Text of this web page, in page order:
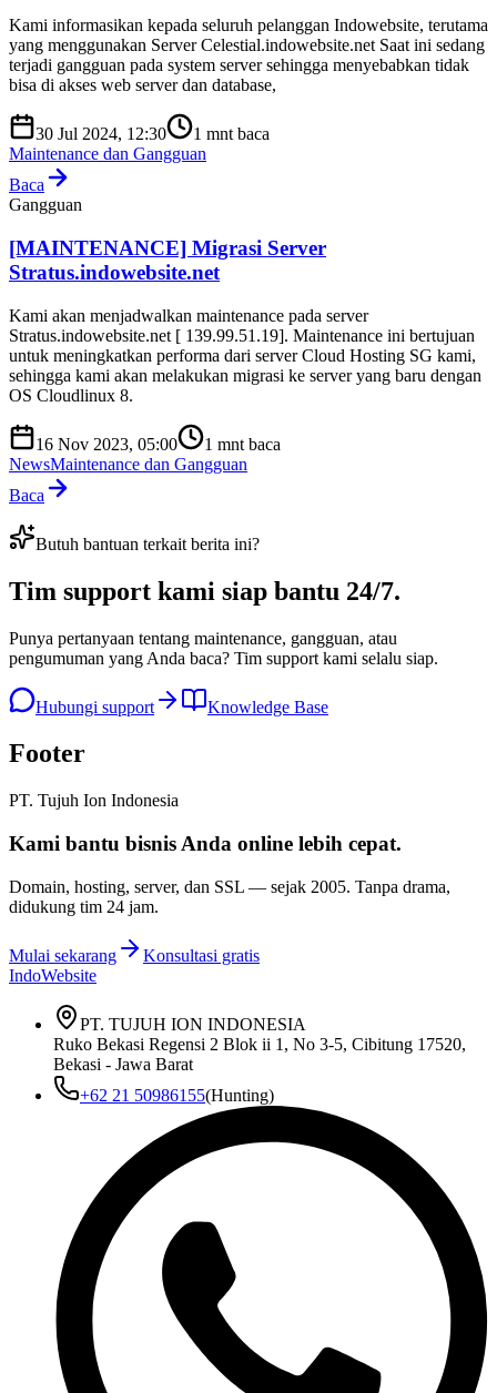
Kami informasikan kepada seluruh pelanggan Indowebsite, terutama
yang menggunakan Server Celestial.indowebsite.net Saat ini sedang
terjadi gangguan pada system server sehingga menyebabkan tidak
bisa di akses web server dan database,
30 Jul 2024, 12:30 1 mnt baca
Maintenance dan Gangguan
Baca
Gangguan
[MAINTENANCE] Migrasi Server
Stratus.indowebsite.net
Kami akan menjadwalkan maintenance pada server
Stratus.indowebsite.net [ 139.99.51.19]. Maintenance ini bertujuan
untuk meningkatkan performa dari server Cloud Hosting SG kami,
sehingga kami akan melakukan migrasi ke server yang baru dengan
OS Cloudlinux 8.
16 Nov 2023, 05:00 1 mnt baca
NewsMaintenance dan Gangguan
Baca
Butuh bantuan terkait berita ini?
Tim support kami siap bantu 24/7.
Punya pertanyaan tentang maintenance, gangguan, atau
pengumuman yang Anda baca? Tim support kami selalu siap.
Hubungi support Knowledge Base
Footer
PT. Tujuh Ion Indonesia
Kami bantu bisnis Anda online lebih cepat.
Domain, hosting, server, dan SSL — sejak 2005. Tanpa drama,
didukung tim 24 jam.
Mulai sekarang
Konsultasi gratis
IndoWebsite
PT. TUJUH ION INDONESIA
Ruko Bekasi Regensi 2 Blok ii 1, No 3-5, Cibitung 17520,
Bekasi - Jawa Barat
+62 21 50986155(Hunting)